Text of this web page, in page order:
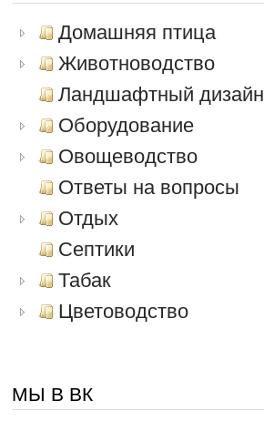
Домашняя птица
Животноводство
Ландшафтный дизайн
Оборудование
Овощеводство
Ответы на вопросы
Отдых
Септики
Табак
Цветоводство
МЫ В ВК